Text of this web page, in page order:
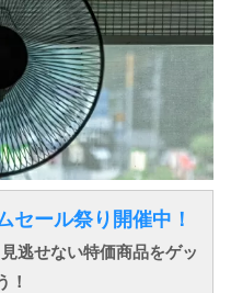
セール祭り開催中！
逃せない特価商品をゲッ
！